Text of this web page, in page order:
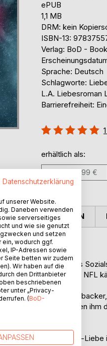
ePUB
1,1 MB
DRM: kein
ISBN-13:
Verlag: BoD -
Sprache: Deutsch
Schlagworte:
L.A. Liebesroman
Barrierefreiheit:
Bewertung::
1
erhältlich als:
9,99 €
Mist gebaut und muss
ums Überleben in der NFL
und bulliger
Augen verdrehen
und sexy Football-Liebe
PRESSESTIMMEN
Datenschutzerklärung
unserer Website.
Daneben verwenden
serverseitiges
und wie sie genutzt
und setzen
wodurch ggf.
IP-Adressen sowie
Seite betten wir zudem
Wir haben auf die
den Drittanbieter
beschriebenen
unter „Privacy-
(BoD-